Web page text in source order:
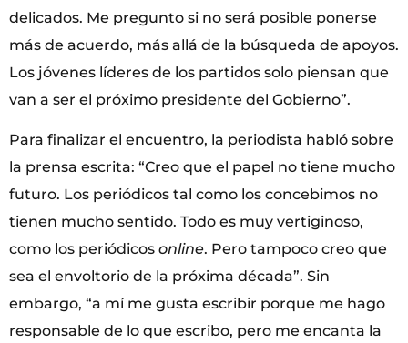
delicados. Me pregunto si no será posible ponerse
más de acuerdo, más allá de la búsqueda de apoyos.
Los jóvenes líderes de los partidos solo piensan que
van a ser el próximo presidente del Gobierno”.
Para finalizar el encuentro, la periodista habló sobre
la prensa escrita: “Creo que el papel no tiene mucho
futuro. Los periódicos tal como los concebimos no
tienen mucho sentido. Todo es muy vertiginoso,
como los periódicos online. Pero tampoco creo que
sea el envoltorio de la próxima década”. Sin
embargo, “a mí me gusta escribir porque me hago
responsable de lo que escribo, pero me encanta la